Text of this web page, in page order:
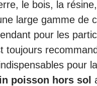
le bois, la
large gamme de
pour les
toujours
pour
poisson hors sol